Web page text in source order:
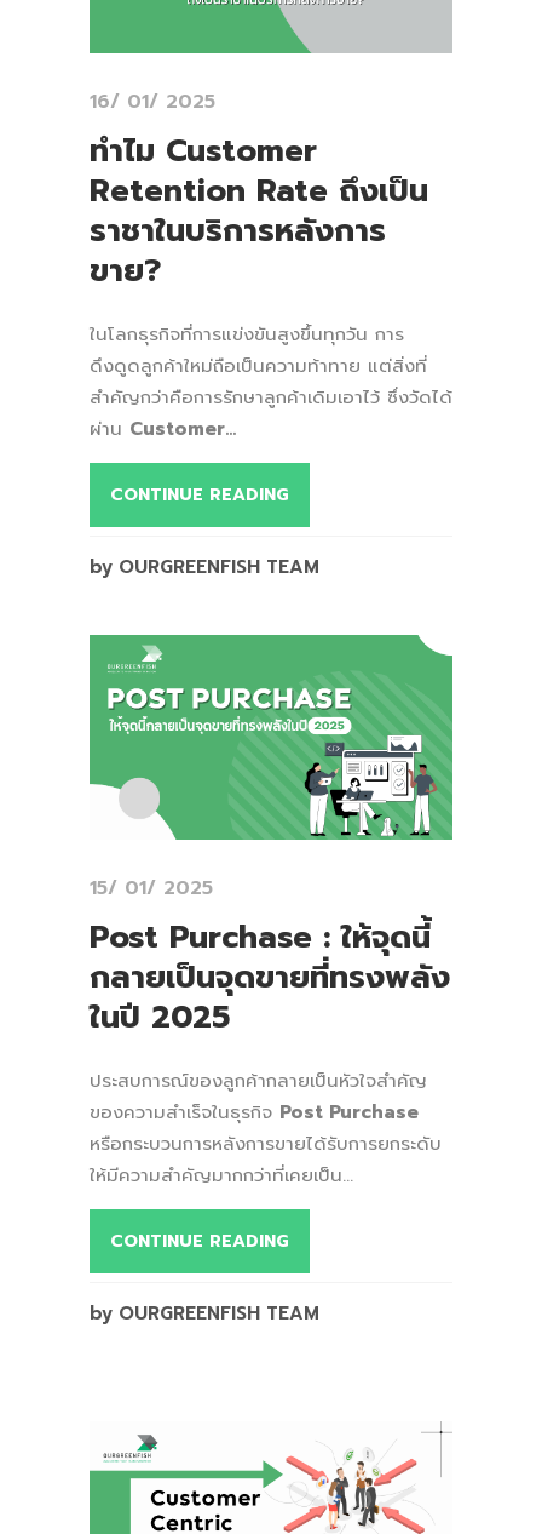
16/ 01/ 2025
ทำไม Customer
Retention Rate ถึงเป็น
ราชาในบริการหลังการ
ขาย?
ในโลกธุรกิจที่การแข่งขันสูงขึ้นทุกวัน การ
ดึงดูดลูกค้าใหม่ถือเป็นความท้าทาย แต่สิ่งที่
สำคัญกว่าคือการรักษาลูกค้าเดิมเอาไว้ ซึ่งวัดได้
ผ่าน Customer...
CONTINUE READING
by OURGREENFISH TEAM
15/ 01/ 2025
Post Purchase : ให้จุดนี้
กลายเป็นจุดขายที่ทรงพลัง
ในปี 2025
ประสบการณ์ของลูกค้ากลายเป็นหัวใจสำคัญ
ของความสำเร็จในธุรกิจ Post Purchase
หรือกระบวนการหลังการขายได้รับการยกระดับ
ให้มีความสำคัญมากกว่าที่เคยเป็น...
CONTINUE READING
by OURGREENFISH TEAM